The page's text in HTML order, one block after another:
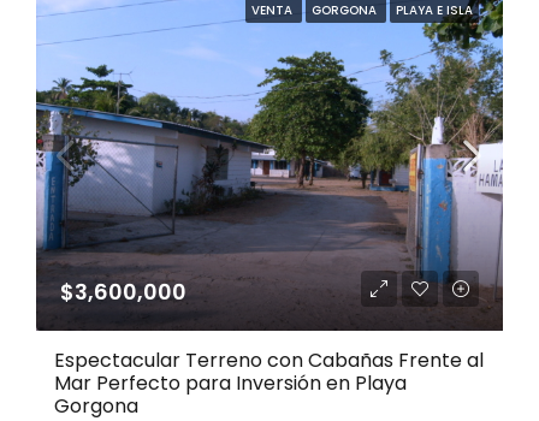
VENTA GORGONA PLAYA E ISLA
$3,600,000
Espectacular Terreno con Cabañas Frente al
Mar Perfecto para Inversión en Playa
Gorgona